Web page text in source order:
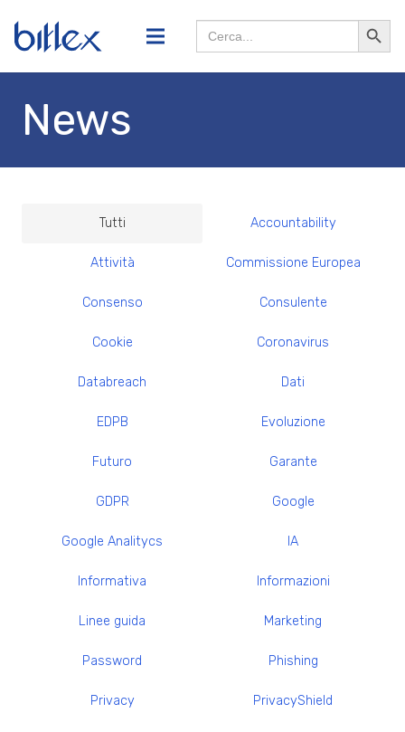
Search
for:
News
Tutti Accountability
Attività Commissione Europea
Consenso Consulente
Cookie Coronavirus
Databreach Dati
EDPB Evoluzione
Futuro Garante
GDPR Google
Google Analitycs IA
Informativa Informazioni
Linee guida Marketing
Password Phishing
Privacy PrivacyShield